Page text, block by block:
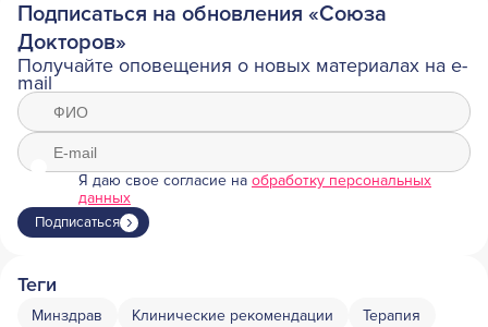
Подписаться на обновления «Союза
Докторов»
Получайте оповещения о новых материалах на e-
mail
Я даю свое согласие на обработку персональных
данных
Подписаться
Теги
Минздрав Клинические рекомендации
Терапия